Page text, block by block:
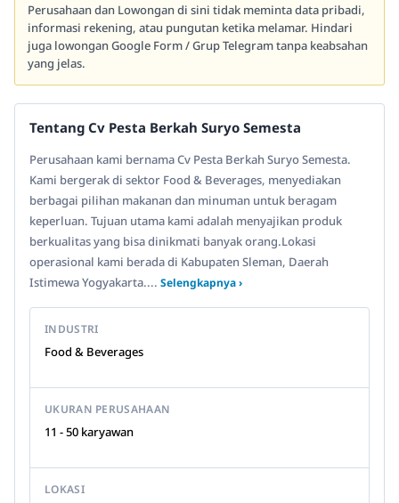
Perusahaan dan Lowongan di sini tidak meminta data pribadi,
informasi rekening, atau pungutan ketika melamar. Hindari
juga lowongan Google Form / Grup Telegram tanpa keabsahan
yang jelas.
Tentang Cv Pesta Berkah Suryo Semesta
Perusahaan kami bernama Cv Pesta Berkah Suryo Semesta.
Kami bergerak di sektor Food & Beverages, menyediakan
berbagai pilihan makanan dan minuman untuk beragam
keperluan. Tujuan utama kami adalah menyajikan produk
berkualitas yang bisa dinikmati banyak orang.Lokasi
operasional kami berada di Kabupaten Sleman, Daerah
Istimewa Yogyakarta.... Selengkapnya ›
INDUSTRI
Food & Beverages
UKURAN PERUSAHAAN
11 - 50 karyawan
LOKASI